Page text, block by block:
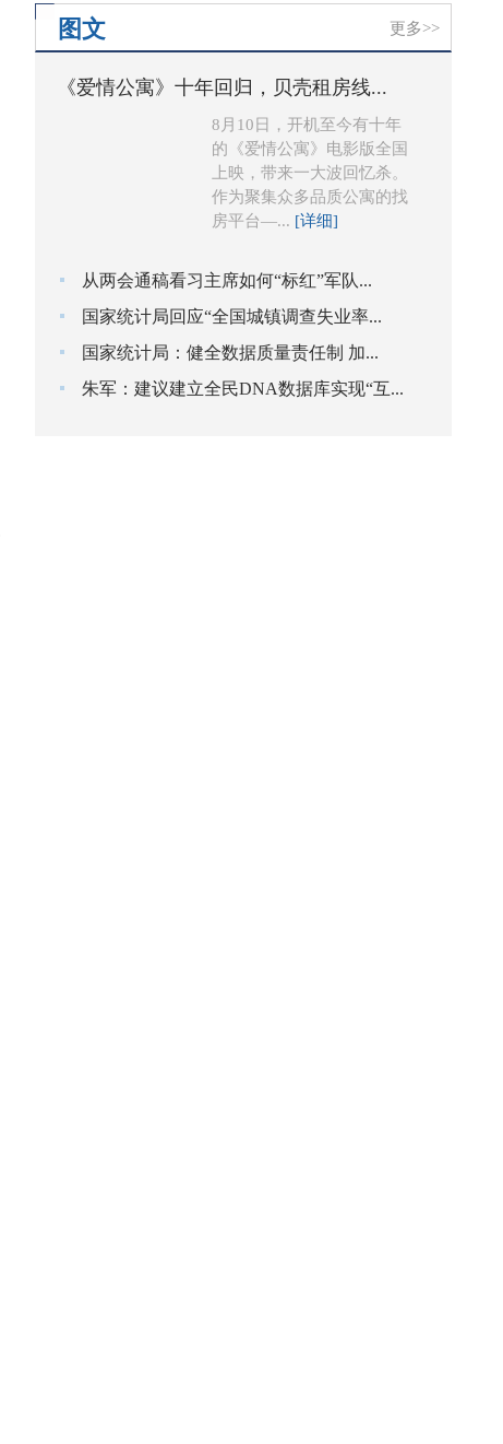
图文 更多>>
《爱情公寓》十年回归，贝壳租房线...
8月10日，开机至今有十年
的《爱情公寓》电影版全国
上映，带来一大波回忆杀。
作为聚集众多品质公寓的找
房平台—... [详细]
从两会通稿看习主席如何“标红”军队...
国家统计局回应“全国城镇调查失业率...
国家统计局：健全数据质量责任制 加...
朱军：建议建立全民DNA数据库实现“互...